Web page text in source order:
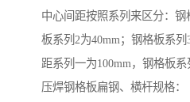
中心间距按照系列来区分：钢
板系列2为40mm；钢格板系列
距系列一为100mm，钢格板系
压焊钢格板扁钢、横杆规格：